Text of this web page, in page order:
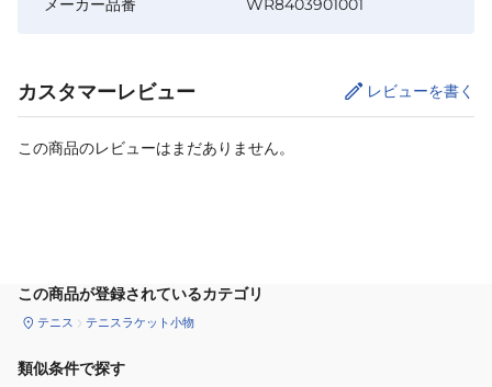
メーカー品番
WR8403901001
カスタマーレビュー レビューを書く
この商品のレビューはまだありません。
この商品が登録されているカテゴリ
テニス テニスラケット小物
類似条件で探す